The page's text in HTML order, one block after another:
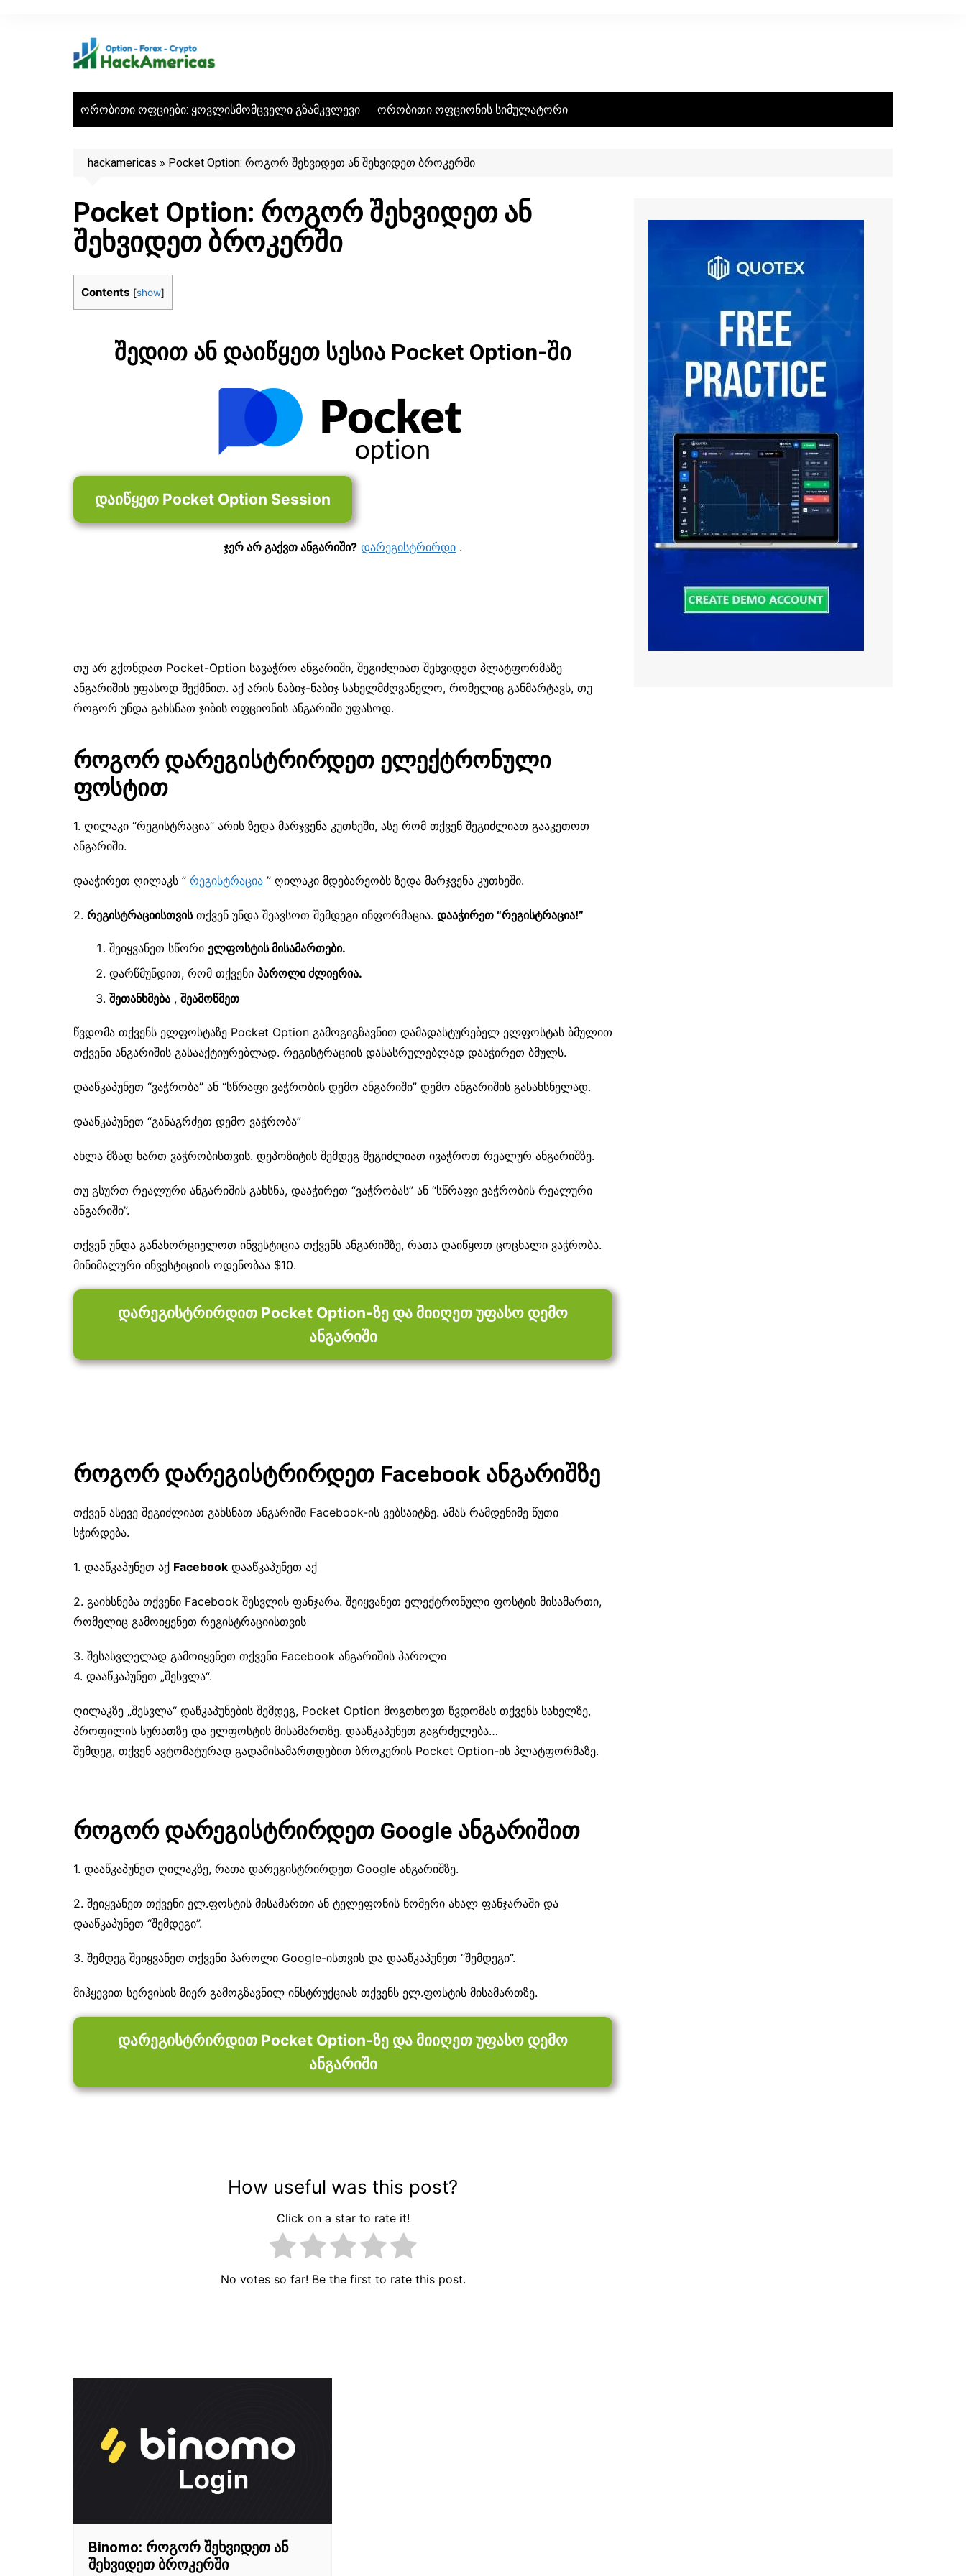
ორობითი ოფციები: ყოვლისმომცველი გზამკვლევი ორობითი ოფციონის სიმულატორი
hackamericas » Pocket Option: როგორ შეხვიდეთ ან შეხვიდეთ ბროკერში
Pocket Option: როგორ შეხვიდეთ ან
შეხვიდეთ ბროკერში
Contents [show]
შედით ან დაიწყეთ სესია Pocket Option-ში
დაიწყეთ Pocket Option Session
ჯერ არ გაქვთ ანგარიში? დარეგისტრირდი .
თუ არ გქონდათ Pocket-Option სავაჭრო ანგარიში, შეგიძლიათ შეხვიდეთ პლატფორმაზე
ანგარიშის უფასოდ შექმნით. აქ არის ნაბიჯ-ნაბიჯ სახელმძღვანელო, რომელიც განმარტავს, თუ
როგორ უნდა გახსნათ ჯიბის ოფციონის ანგარიში უფასოდ.
როგორ დარეგისტრირდეთ ელექტრონული
ფოსტით
1. ღილაკი “რეგისტრაცია” არის ზედა მარჯვენა კუთხეში, ასე რომ თქვენ შეგიძლიათ გააკეთოთ
ანგარიში.
დააჭირეთ ღილაკს ” რეგისტრაცია ” ღილაკი მდებარეობს ზედა მარჯვენა კუთხეში.
2. რეგისტრაციისთვისთქვენ უნდა შეავსოთ შემდეგი ინფორმაცია. დააჭირეთ “რეგისტრაცია!”
შეიყვანეთ სწორი ელფოსტის მისამართები.
დარწმუნდით, რომ თქვენი პაროლი ძლიერია.
შეთანხმება , შეამოწმეთ
წვდომა თქვენს ელფოსტაზე Pocket Option გამოგიგზავნით დამადასტურებელ ელფოსტას ბმულით
თქვენი ანგარიშის გასააქტიურებლად. რეგისტრაციის დასასრულებლად დააჭირეთ ბმულს.
დააწკაპუნეთ “ვაჭრობა” ან “სწრაფი ვაჭრობის დემო ანგარიში” დემო ანგარიშის გასახსნელად.
დააწკაპუნეთ “განაგრძეთ დემო ვაჭრობა”
ახლა მზად ხართ ვაჭრობისთვის. დეპოზიტის შემდეგ შეგიძლიათ ივაჭროთ რეალურ ანგარიშზე.
თუ გსურთ რეალური ანგარიშის გახსნა, დააჭირეთ “ვაჭრობას” ან “სწრაფი ვაჭრობის რეალური
ანგარიში”.
თქვენ უნდა განახორციელოთ ინვესტიცია თქვენს ანგარიშზე, რათა დაიწყოთ ცოცხალი ვაჭრობა.
მინიმალური ინვესტიციის ოდენობაა $10.
დარეგისტრირდით Pocket Option-ზე და მიიღეთ უფასო დემო
ანგარიში
როგორ დარეგისტრირდეთ Facebook ანგარიშზე
თქვენ ასევე შეგიძლიათ გახსნათ ანგარიში Facebook-ის ვებსაიტზე. ამას რამდენიმე წუთი
სჭირდება.
1. დააწკაპუნეთ აქ Facebook დააწკაპუნეთ აქ
2. გაიხსნება თქვენი Facebook შესვლის ფანჯარა. შეიყვანეთ ელექტრონული ფოსტის მისამართი,
რომელიც გამოიყენეთ რეგისტრაციისთვის
3. შესასვლელად გამოიყენეთ თქვენი Facebook ანგარიშის პაროლი
4. დააწკაპუნეთ „შესვლა“.
ღილაკზე „შესვლა“ დაწკაპუნების შემდეგ, Pocket Option მოგთხოვთ წვდომას თქვენს სახელზე,
პროფილის სურათზე და ელფოსტის მისამართზე. დააწკაპუნეთ გაგრძელება…
შემდეგ, თქვენ ავტომატურად გადამისამართდებით ბროკერის Pocket Option-ის პლატფორმაზე.
როგორ დარეგისტრირდეთ Google ანგარიშით
1. დააწკაპუნეთ ღილაკზე, რათა დარეგისტრირდეთ Google ანგარიშზე.
2. შეიყვანეთ თქვენი ელ.ფოსტის მისამართი ან ტელეფონის ნომერი ახალ ფანჯარაში და
დააწკაპუნეთ “შემდეგი”.
3. შემდეგ შეიყვანეთ თქვენი პაროლი Google-ისთვის და დააწკაპუნეთ “შემდეგი”.
მიჰყევით სერვისის მიერ გამოგზავნილ ინსტრუქციას თქვენს ელ.ფოსტის მისამართზე.
დარეგისტრირდით Pocket Option-ზე და მიიღეთ უფასო დემო
ანგარიში
How useful was this post?
Click on a star to rate it!
No votes so far! Be the first to rate this post.
Binomo: როგორ შეხვიდეთ ან
შეხვიდეთ ბროკერში